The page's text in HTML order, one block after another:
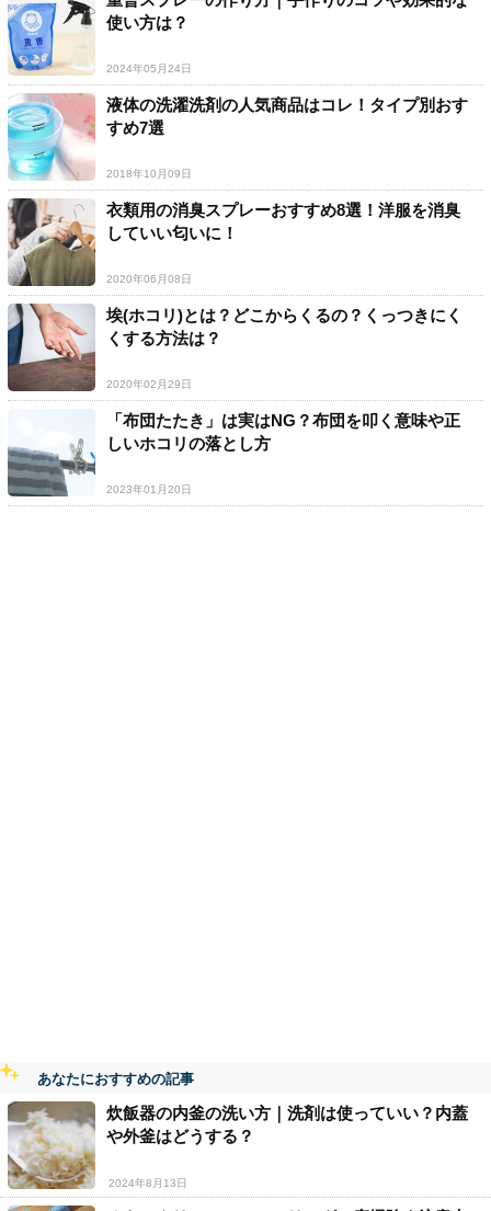
使い方は？
2024年05月24日
液体の洗濯洗剤の人気商品はコレ！タイプ別おす
すめ7選
2018年10月09日
衣類用の消臭スプレーおすすめ8選！洋服を消臭
していい匂いに！
2020年06月08日
埃(ホコリ)とは？どこからくるの？くっつきにく
くする方法は？
2020年02月29日
「布団たたき」は実はNG？布団を叩く意味や正
しいホコリの落とし方
2023年01月20日
あなたにおすすめの記事
炊飯器の内釜の洗い方｜洗剤は使っていい？内蓋
や外釜はどうする？
2024年8月13日